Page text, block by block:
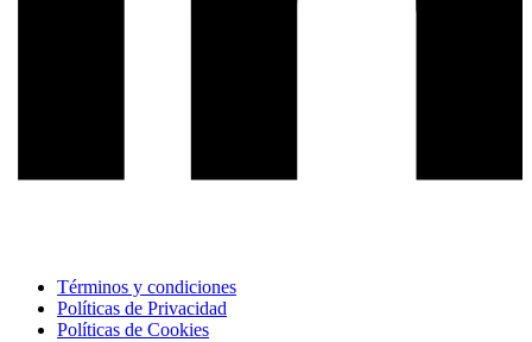
Términos y condiciones
Políticas de Privacidad
Políticas de Cookies